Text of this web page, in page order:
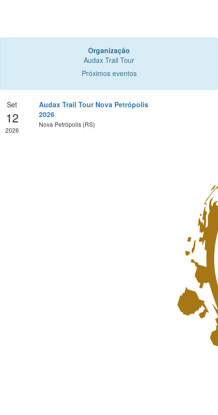
Organização
Audax Trail Tour
Próximos eventos
Set
12
2026
Audax Trail Tour Nova Petrópolis
2026
Nova Petrópolis (RS)